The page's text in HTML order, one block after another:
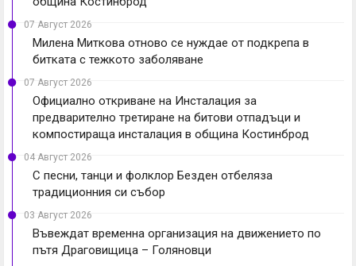
07 Август 2026
Милена Миткова отново се нуждае от подкрепа в
битката с тежкото заболяване
07 Август 2026
Официално откриване на Инсталация за
предварително третиране на битови отпадъци и
компостираща инсталация в община Костинброд
04 Август 2026
С песни, танци и фолклор Безден отбеляза
традиционния си събор
03 Август 2026
Въвеждат временна организация на движението по
пътя Драговищица – Голяновци